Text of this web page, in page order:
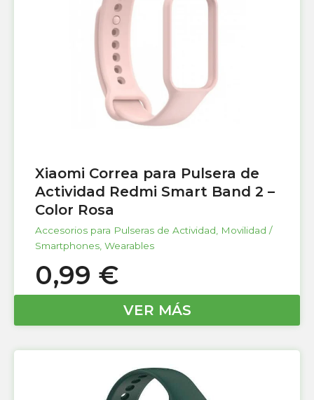
Xiaomi Correa para Pulsera de
Actividad Redmi Smart Band 2 –
Color Rosa
Accesorios para Pulseras de Actividad
Movilidad /
Smartphones Wearables
0,99 €
VER MÁS